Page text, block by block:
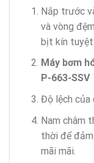
Nắp trước
và vòng
bịt kín tuyệt
Máy bơm
P-663-SSV
Độ lệch của
Nam châm
thời để
mãi mãi.